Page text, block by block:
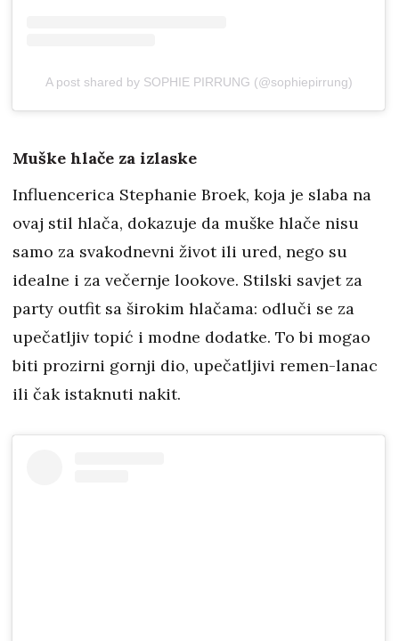
A post shared by SOPHIE PIRRUNG (@sophiepirrung)
Muške hlače za izlaske
Influencerica Stephanie Broek, koja je slaba na
ovaj stil hlača, dokazuje da muške hlače nisu
samo za svakodnevni život ili ured, nego su
idealne i za večernje lookove. Stilski savjet za
party outfit sa širokim hlačama: odluči se za
upečatljiv topić i modne dodatke. To bi mogao
biti prozirni gornji dio, upečatljivi remen-lanac
ili čak istaknuti nakit.